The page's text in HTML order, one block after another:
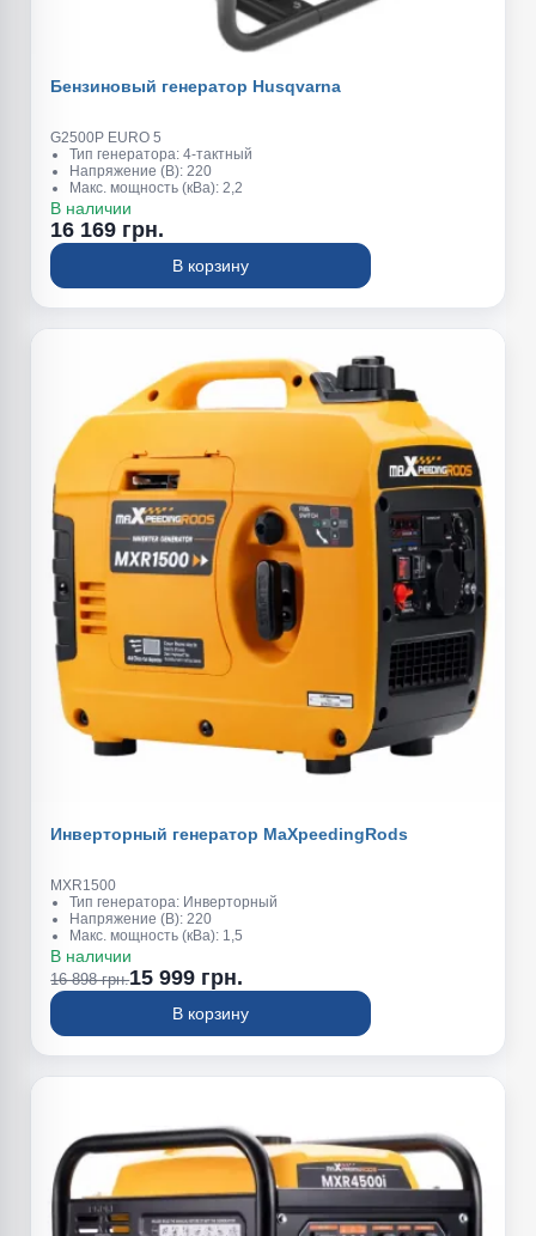
Бензиновый генератор Husqvarna
G2500P EURO 5
Тип генератора: 4-тактный
Напряжение (В): 220
Макс. мощность (кВа): 2,2
Обьем топливного бака (л): 14
Вес (кг): 43
В наличии
16 169 грн.
В корзину
Инверторный генератор MaXpeedingRods
MXR1500
Тип генератора: Инверторный
Напряжение (В): 220
Макс. мощность (кВа): 1,5
Обьем топливного бака (л): 2,4
Вес (кг): 20
Номинальная мощность (квт): 1,2
В наличии
16 898 грн.15 999 грн.
В корзину